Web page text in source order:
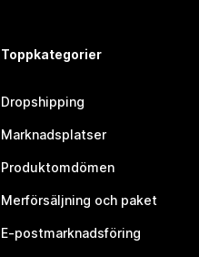
Toppkategorier
Dropshipping
Marknadsplatser
Produktomdömen
Merförsäljning och paket
E-postmarknadsföring